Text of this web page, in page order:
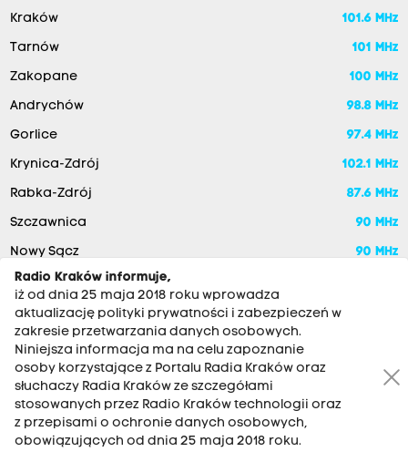
Kraków 101.6 MHz
Tarnów 101 MHz
Zakopane 100 MHz
Andrychów 98.8 MHz
Gorlice 97.4 MHz
Krynica-Zdrój 102.1 MHz
Rabka-Zdrój 87.6 MHz
Szczawnica 90 MHz
Nowy Sącz 90 MHz
RADIO KRAKÓW SA. Aleja Juliusza Słowackiego 22, 30-007
Kraków
Radio Kraków informuje,
iż od dnia 25 maja 2018 roku wprowadza
aktualizację polityki prywatności i zabezpieczeń w
zakresie przetwarzania danych osobowych.
Niniejsza informacja ma na celu zapoznanie
osoby korzystające z Portalu Radia Kraków oraz
słuchaczy Radia Kraków ze szczegółami
stosowanych przez Radio Kraków technologii oraz
z przepisami o ochronie danych osobowych,
obowiązujących od dnia 25 maja 2018 roku.